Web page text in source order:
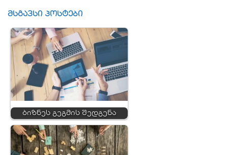
მსგავსი პოსტები
ბიზნეს გეგმის შედგენა